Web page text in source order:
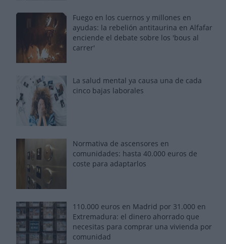
Fuego en los cuernos y millones en
ayudas: la rebelión antitaurina en Alfafar
enciende el debate sobre los 'bous al
carrer'
La salud mental ya causa una de cada
cinco bajas laborales
Normativa de ascensores en
comunidades: hasta 40.000 euros de
coste para adaptarlos
110.000 euros en Madrid por 31.000 en
Extremadura: el dinero ahorrado que
necesitas para comprar una vivienda por
comunidad